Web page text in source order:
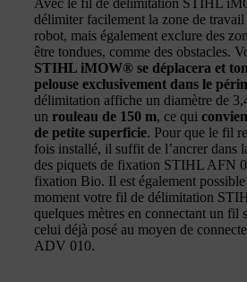
délimiter facilement la zone de
robot, mais également exclure des
être tondues, comme des obstacles.
STIHL iMOW® se déplacera et
pelouse exclusivement dans le
délimitation affiche un diamètre de
un rouleau de 150 m, ce qui
de petite superficie. Pour que le fil
fois installé, il suffit de l’ancrer dans
des piquets de fixation STIHL AFN
fixation Bio. Il est également
moment votre fil de délimitation
quelques mètres en connectant un fil
celui déjà posé au moyen de
ADV 010.